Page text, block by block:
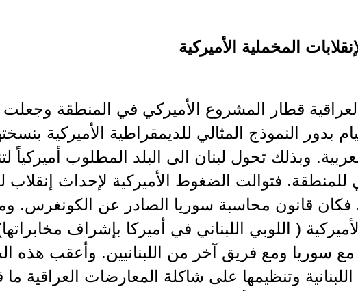
قطار المشروع الأميركي في المنطقة وجعلت
بدور النموذج المثالي للديمقراطية الأميركية
وبذلك تحول لبنان الى البلد المطلوب أميركياً
للمنطقة. فتوالت الضغوط الأميركية لإحداث إنقلاب
فكان قانون محاسبة سوريا الصادر عن الكونغرس.
الأميركية ( اللوبي اللبناني في أميركا بإشراف
مع سوريا ومع فريق آخر من اللبنانيين. وأعقب هذه
وتنظيمها على شاكلة المعارضات العراقية ما